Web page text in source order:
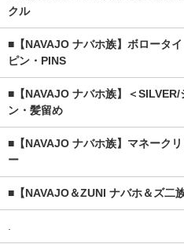
クル
■【NAVAJO ナバホ族】ボロータ
ピン・PINS
■【NAVAJO ナバホ族】＜
ン・髪留め
■【NAVAJO ナバホ族】マネーク
ー
■【NAVAJO＆ZUNI ナバホ＆ズ二